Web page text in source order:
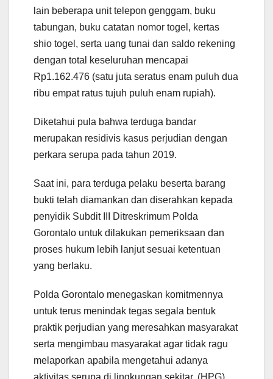
lain beberapa unit telepon genggam, buku
tabungan, buku catatan nomor togel, kertas
shio togel, serta uang tunai dan saldo rekening
dengan total keseluruhan mencapai
Rp1.162.476 (satu juta seratus enam puluh dua
ribu empat ratus tujuh puluh enam rupiah).
Diketahui pula bahwa terduga bandar
merupakan residivis kasus perjudian dengan
perkara serupa pada tahun 2019.
Saat ini, para terduga pelaku beserta barang
bukti telah diamankan dan diserahkan kepada
penyidik Subdit III Ditreskrimum Polda
Gorontalo untuk dilakukan pemeriksaan dan
proses hukum lebih lanjut sesuai ketentuan
yang berlaku.
Polda Gorontalo menegaskan komitmennya
untuk terus menindak tegas segala bentuk
praktik perjudian yang meresahkan masyarakat
serta mengimbau masyarakat agar tidak ragu
melaporkan apabila mengetahui adanya
aktivitas serupa di lingkungan sekitar. (HPG)